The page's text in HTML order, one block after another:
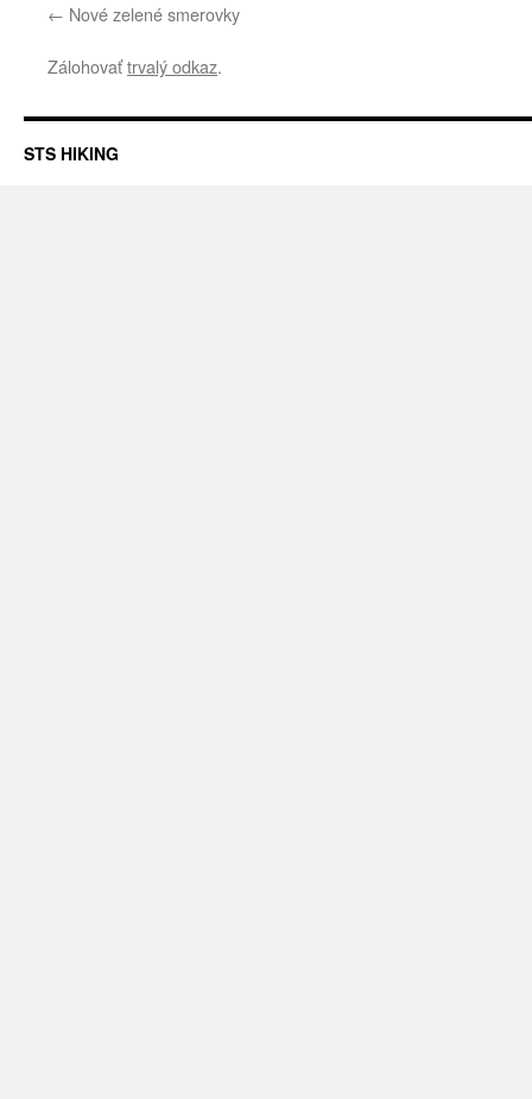
Nové zelené smerovky
Zálohovaťtrvalý odkaz.
STS HIKING